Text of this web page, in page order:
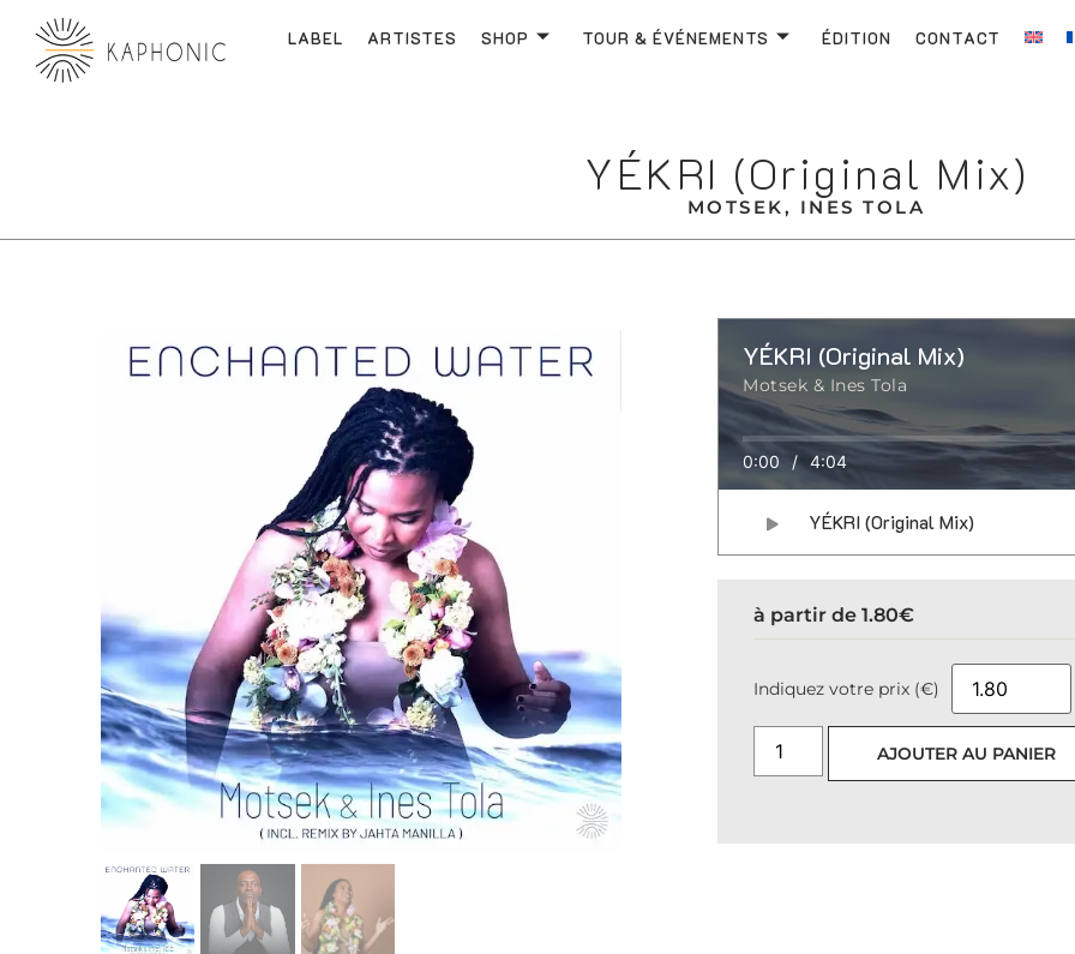
LABEL ARTISTES SHOP TOUR & ÉVÉNEMENTS ÉDITION CONTACT
MOTSEK, INES TOLA
YÉKRI (Original Mix)
YÉKRI (Original Mix)
Motsek & Ines Tola
0:00 / 4:04
YÉKRI (Original Mix)
à partir de1.80€
Indiquez votre prix (€)
AJOUTER AU PANIER